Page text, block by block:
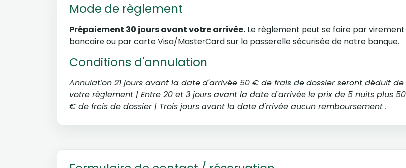
Mode de règlement
Prépaiement 30 jours avant votre arrivée. Le règlement peut se faire par virement
bancaire ou par carte Visa/MasterCard sur la passerelle sécurisée de notre banque.
Conditions d'annulation
Annulation 21 jours avant la date d'arrivée 50 € de frais de dossier seront déduit de
votre règlement | Entre 20 et 3 jours avant la date d'arrivée le prix de 5 nuits plus 50
€ de frais de dossier | Trois jours avant la date d'rrivée aucun remboursement .